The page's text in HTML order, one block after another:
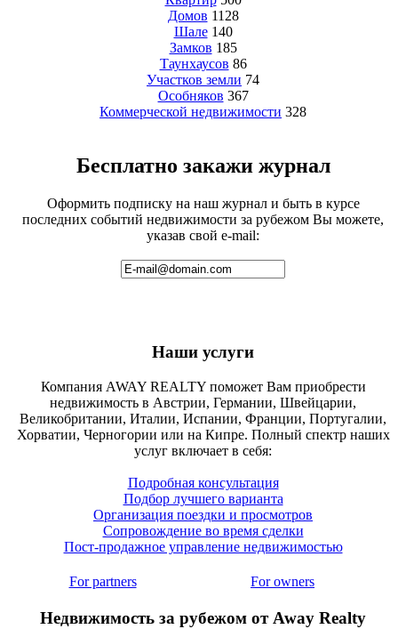
Домов 1128
Шале 140
Замков 185
Таунхаусов 86
Участков земли 74
Особняков 367
Коммерческой недвижимости 328
Бесплатно закажи журнал
Оформить подписку на наш журнал и быть в курсе
последних событий недвижимости за рубежом Вы можете,
указав свой e-mail:
Наши услуги
Компания AWAY REALTY поможет Вам приобрести
недвижимость в Австрии, Германии, Швейцарии,
Великобритании, Италии, Испании, Франции, Португалии,
Хорватии, Черногории или на Кипре. Полный спектр наших
услуг включает в себя:
Подробная консультация
Подбор лучшего варианта
Организация поездки и просмотров
Сопровождение во время сделки
Пост-продажное управление недвижимостью
For partners For owners
Недвижимость за рубежом от Away Realty